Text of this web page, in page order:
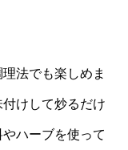
法でも楽しめま
けして炒るだけ
ハーブを使って